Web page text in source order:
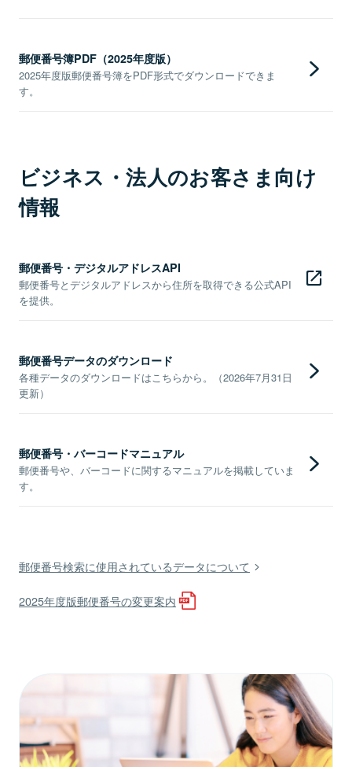
郵便番号簿PDF（2025年度版）
2025年度版郵便番号簿をPDF形式でダウンロードできま
す。
ビジネス・法人のお客さま向け
情報
郵便番号・デジタルアドレスAPI
郵便番号とデジタルアドレスから住所を取得できる公式API
を提供。
郵便番号データのダウンロード
各種データのダウンロードはこちらから。（2026年7月31日
更新）
郵便番号・バーコードマニュアル
郵便番号や、バーコードに関するマニュアルを掲載していま
す。
郵便番号検索に使用されているデータについて
2025年度版郵便番号の変更案内